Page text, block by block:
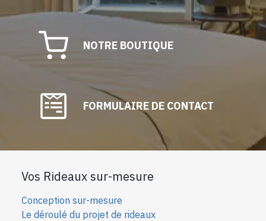
NOTRE BOUTIQUE
FORMULAIRE DE CONTACT
Vos Rideaux sur-mesure
Conception sur-mesure
Le déroulé du projet de rideaux